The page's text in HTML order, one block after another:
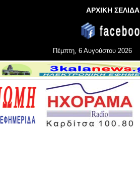
ΑΡΧΙΚΗ ΣΕΛΙΔΑ
Πέμπτη, 6 Αυγούστου 2026